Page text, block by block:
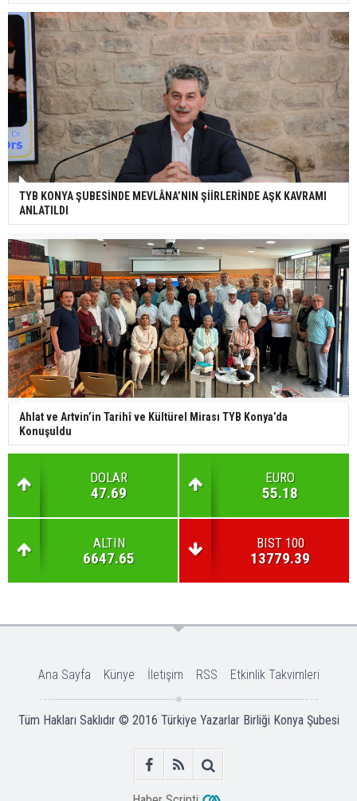
TYB KONYA ŞUBESİNDE MEVLÂNA’NIN ŞİİRLERİNDE AŞK KAVRAMI
ANLATILDI
Ahlat ve Artvin’in Tarihî ve Kültürel Mirası TYB Konya’da
Konuşuldu
DOLAR
47.69
EURO
55.18
ALTIN
6647.65
BIST 100
13779.39
Ana Sayfa Künye İletişim RSS Etkinlik Takvimleri
Tüm Hakları Saklıdır © 2016 Türkiye Yazarlar Birliği Konya Şubesi